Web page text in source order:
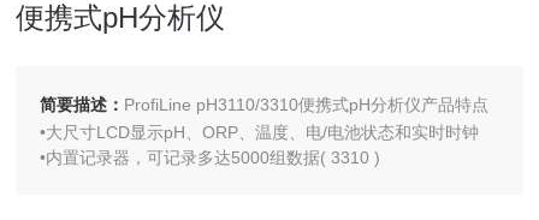
便携式pH分析仪
简要描述： ProfiLine pH3110/3310便携式pH分析仪产品特点
•大尺寸LCD显示pH、ORP、温度、电/电池状态和实时时钟
•内置记录器，可记录多达5000组数据( 3310 )